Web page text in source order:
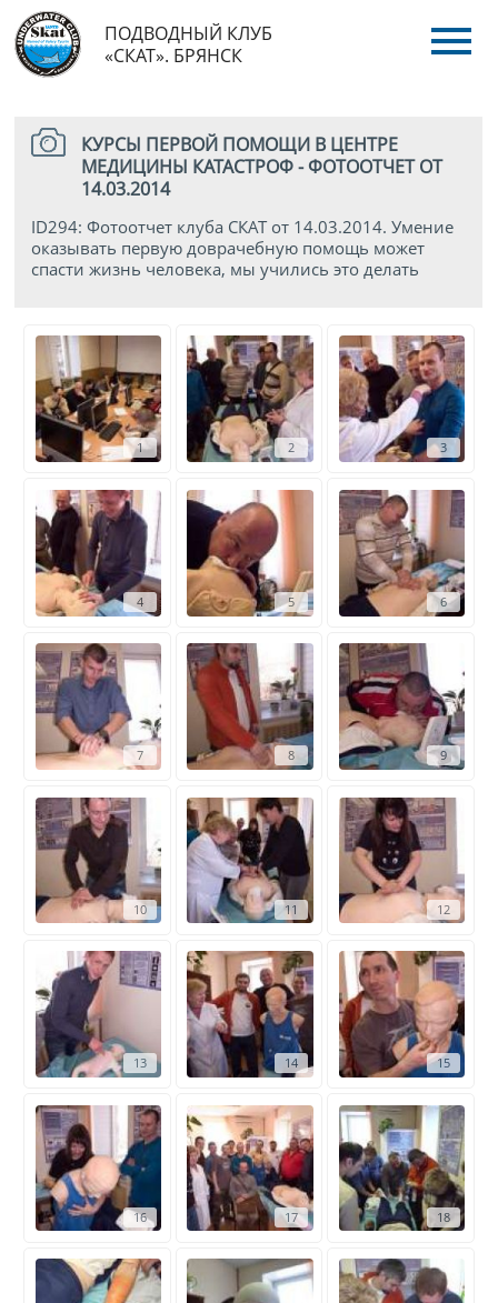
ПОДВОДНЫЙ КЛУБ
«СКАТ». БРЯНСК
КУРСЫ ПЕРВОЙ ПОМОЩИ В ЦЕНТРЕ
МЕДИЦИНЫ КАТАСТРОФ - ФОТООТЧЕТ ОТ
14.03.2014
ID294: Фотоотчет клуба СКАТ от 14.03.2014. Умение
оказывать первую доврачебную помощь может
спасти жизнь человека, мы учились это делать
1 2 3
4 5 6
7 8 9
10 11 12
13 14 15
16 17 18